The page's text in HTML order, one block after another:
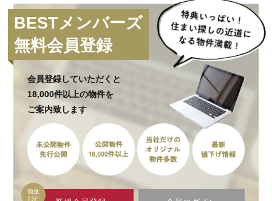
BESTメンバーズ
無料会員登録
会員登録していただくと
18,000件以上の物件を
ご案内致します
簡単
1分!